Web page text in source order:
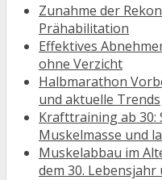
Zunahme der
Prähabilitation
Effektives
ohne Verzicht
Halbmarathon
und aktuelle Trends
Krafttraining ab 30:
Muskelmasse und
Muskelabbau im
dem 30.